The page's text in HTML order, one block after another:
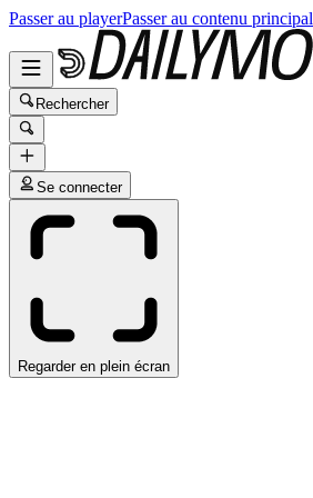
Passer au playerPasser au contenu principal
Rechercher
Se connecter
Regarder en plein écran